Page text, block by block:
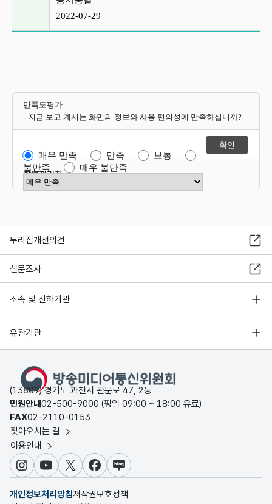
2022-07-29
만족도평가
지금 보고 계시는 화면의 정보와 사용 편의성에 만족하십니까?
매우 만족 만족
보통
불만족
매우 불만족
만족도 점수 선택
항목관리자
누리집개선의견
설문조사
소속 및 산하기관
유관기관
(13809) 경기도 과천시 관문로 47, 2동
민원안내02-500-9000 (평일 09:00 ~ 18:00 유료)
FAX02-2110-0153
찾아오시는 길
이용안내
인스타그램
유튜브X 페이스북
블로그
개인정보처리방침저작권보호정책